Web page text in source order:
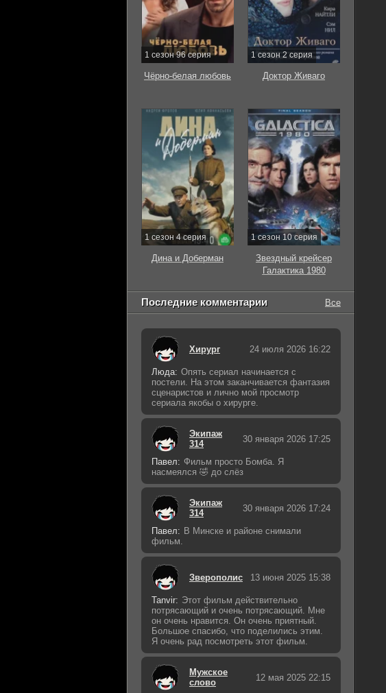
1 сезон 96 серия
Чёрно-белая любовь
1 сезон 2 серия
Доктор Живаго
1 сезон 4 серия
Дина и Доберман
1 сезон 10 серия
Звездный крейсер
Галактика 1980
Последние комментарии Все
Хирург 24 июля 2026 16:22
Люда: Опять сериал начинается с
постели. На этом заканчивается фантазия
сценаристов и лично мой просмотр
сериала якобы о хирурге.
Экипаж
314
30 января 2026 17:25
Павел: Фильм просто Бомба. Я
насмеялся 🤣 до слёз
Экипаж
314
30 января 2026 17:24
Павел: В Минске и районе снимали
фильм.
Зверополис 13 июня 2025 15:38
Tanvir: Этот фильм действительно
потрясающий и очень потрясающий. Мне
он очень нравится. Он очень приятный.
Большое спасибо, что поделились этим.
Я очень рад посмотреть этот фильм.
Мужское
слово
12 мая 2025 22:15